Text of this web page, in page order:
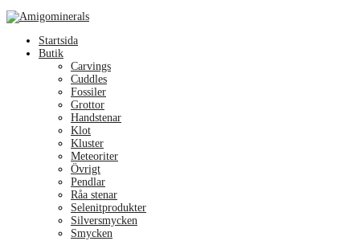
Menu
Startsida
Butik
Carvings
Cuddles
Fossiler
Grottor
Handstenar
Klot
Kluster
Meteoriter
Övrigt
Pendlar
Råa stenar
Selenitprodukter
Silversmycken
Smycken